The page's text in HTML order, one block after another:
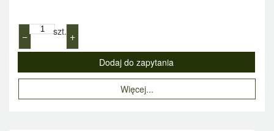
− szt. +
Więcej...